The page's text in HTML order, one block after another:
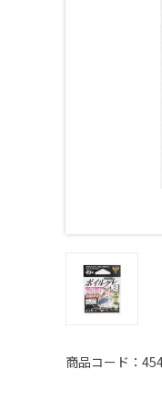
商品コード：